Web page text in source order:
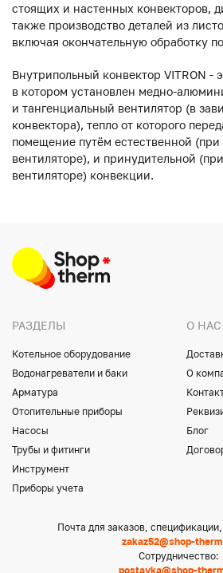
стоящих и настенных конвекторов,
также производство деталей из
включая окончательную обработку
Внутрипольный конвектор VITRON -
в котором установлен медно-
и тангенциальный вентилятор (в
конвектора), тепло от которого
помещение путём естественной
вентиляторе), и принудительной
вентиляторе) конвекции.
РАЗДЕЛЫ
Котельное оборудование
Водонагреватели и баки
Арматура
Отопительные приборы
Насосы
Трубы и фитинги
Инструмент
Приборы учета
О НАС
О
Блог
Почта для заказов,
zakaz52@shop-
Сотрудничество:
postavka@shop-